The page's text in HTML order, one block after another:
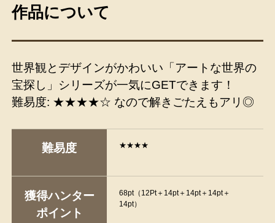
作品について
世界観とデザインがかわいい「アートな世界の
宝探し」シリーズが一気にGETできます！
難易度: ★★★★☆ なので解きごたえもアリ◎
難易度 ★★★★
獲得ハンター
ポイント
68pt（12Pt＋14pt＋14pt＋14pt＋
14pt）